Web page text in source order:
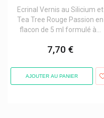
Ecrinal Vernis au Silicium et
Tea Tree Rouge Passion en
flacon de 5 ml formulé à...
7,70 €
AJOUTER AU PANIER